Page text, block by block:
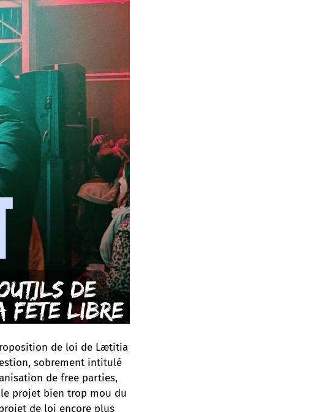
de loi de Lætitia
sobrement intitulé
de free parties,
projet bien trop mou du
de loi encore plus